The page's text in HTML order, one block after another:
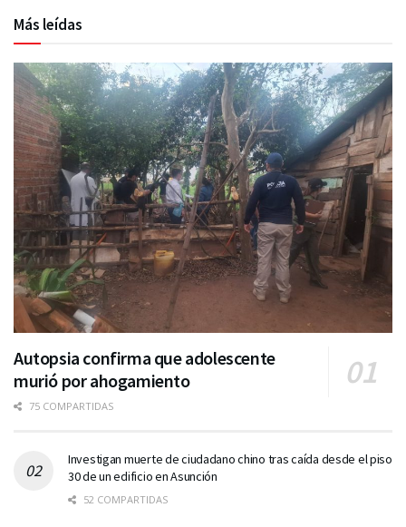
Más leídas
Autopsia confirma que adolescente
murió por ahogamiento
75 COMPARTIDAS
Investigan muerte de ciudadano chino tras caída desde el piso
30 de un edificio en Asunción
52 COMPARTIDAS